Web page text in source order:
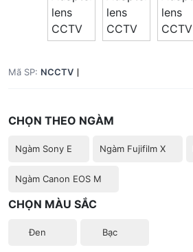
Mã SP: NCCTV
CHỌN THEO NGÀM
Ngàm Sony E Ngàm Fujifilm X
Ngàm Canon EOS M
CHỌN MÀU SẮC
Đen Bạc